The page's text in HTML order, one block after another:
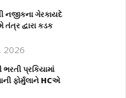
નજીકના ગેરકાયદે
તંત્ર દ્વારા કડક
2026
ભરતી પ્રકિયામાં
ફોર્મુલાને HCએ